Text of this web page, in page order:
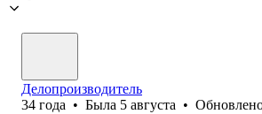
Делопроизводитель
34 года • Была 5 августа •